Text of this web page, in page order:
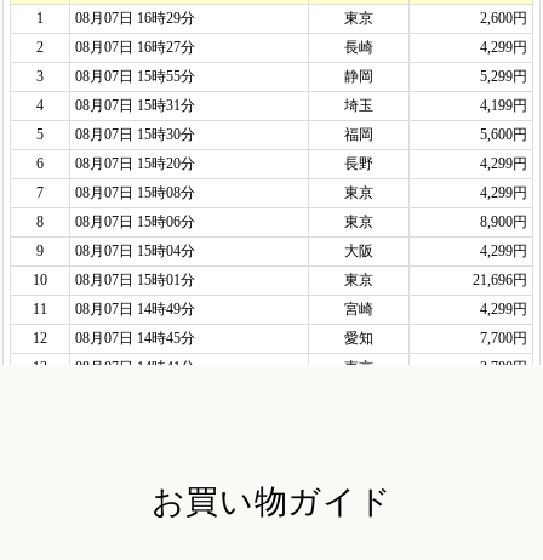
お買い物ガイド